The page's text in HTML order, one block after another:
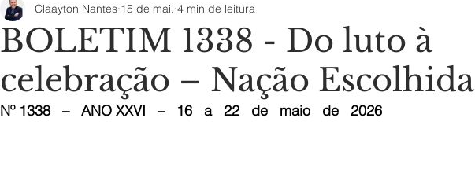
BOLETIM 1338 - Do luto à
celebração – Nação Escolhida
Claayton Nantes 15 de mai. 4 min de leitura
Nº 1338   –   ANO XXVI   –   16   a   22   de   maio   de   2026